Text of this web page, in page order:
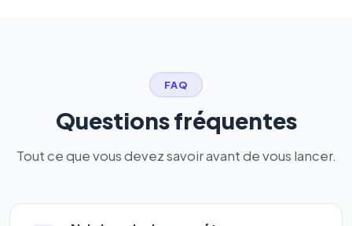
FAQ
Questions fréquentes
Tout ce que vous devez savoir avant de vous lancer.